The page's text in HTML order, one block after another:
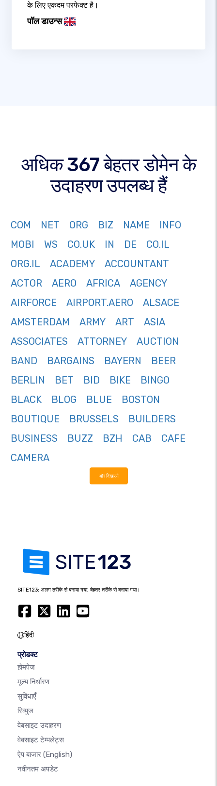
के लिए एकदम परफेक्ट है।
पॉल डाउन्स
अधिक 367 बेहतर डोमेन के
उदाहरण उपलब्ध हैं
COM NET ORG BIZ NAME
INFO
MOBI
WS CO.UK IN DE
CO.IL
ORG.IL
ACADEMY
ACCOUNTANT
ACTOR
AERO AFRICA
AGENCY
AIRFORCE
AIRPORT.AERO
ALSACE
AMSTERDAM
ARMY ART
ASIA
ASSOCIATES
ATTORNEY
AUCTION
BAND
BARGAINS BAYERN
BEER
BERLIN
BET BID BIKE
BINGO
BLACK
BLOG BLUE
BOSTON
BOUTIQUE
BRUSSELS
BUILDERS
BUSINESS
BUZZ BZH CAB
CAFE
CAMERA
और दिखाओ
SITE123: अलग तरीके से बनाया गया, बेहतर तरीके से बनाया गया।
हिंदी
प्रोडक्ट
होमपेज
मूल्य निर्धारण
सुविधाएँ
रिव्युज
वेबसाइट उदाहरण
वेबसाइट टेम्पलेट्स
ऐप बाजार (English)
नवीनतम अपडेट